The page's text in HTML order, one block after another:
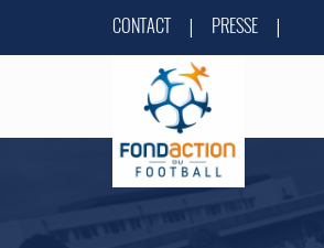
CONTACT | PRESSE |